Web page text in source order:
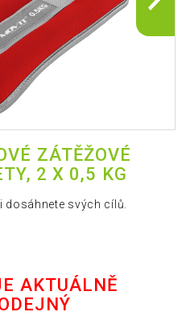
ZÁTĚŽOVÉ
2 X 0,5 KG
dosáhnete svých cílů.
AKTUÁLNĚ